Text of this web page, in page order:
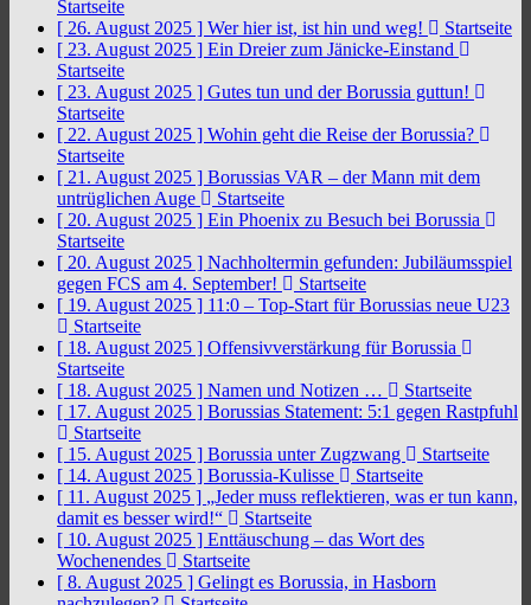
Startseite
[ 26. August 2025 ] Wer hier ist, ist hin und weg!
Startseite
[ 23. August 2025 ] Ein Dreier zum Jänicke-Einstand
Startseite
[ 23. August 2025 ] Gutes tun und der Borussia guttun!
Startseite
[ 22. August 2025 ] Wohin geht die Reise der Borussia?
Startseite
[ 21. August 2025 ] Borussias VAR – der Mann mit dem
untrüglichen Auge
Startseite
[ 20. August 2025 ] Ein Phoenix zu Besuch bei Borussia
Startseite
[ 20. August 2025 ] Nachholtermin gefunden: Jubiläumsspiel
gegen FCS am 4. September!
Startseite
[ 19. August 2025 ] 11:0 – Top-Start für Borussias neue U23
Startseite
[ 18. August 2025 ] Offensivverstärkung für Borussia
Startseite
[ 18. August 2025 ] Namen und Notizen …
Startseite
[ 17. August 2025 ] Borussias Statement: 5:1 gegen Rastpfuhl
Startseite
[ 15. August 2025 ] Borussia unter Zugzwang
Startseite
[ 14. August 2025 ] Borussia-Kulisse
Startseite
[ 11. August 2025 ] „Jeder muss reflektieren, was er tun kann,
damit es besser wird!“
Startseite
[ 10. August 2025 ] Enttäuschung – das Wort des
Wochenendes
Startseite
[ 8. August 2025 ] Gelingt es Borussia, in Hasborn